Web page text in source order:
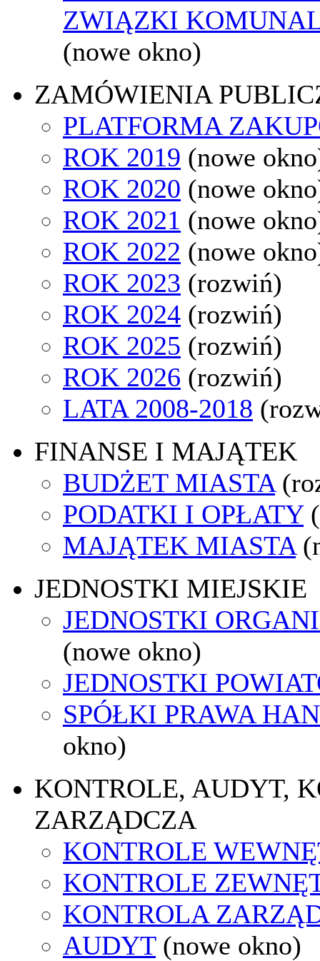
ZWIĄZKI
(nowe okno)
ZAMÓWIENIA
PLATFORMA
ROK 2019 (nowe
ROK 2020 (nowe
ROK 2021 (nowe
ROK 2022 (nowe
ROK 2023 (rozwiń)
ROK 2024 (rozwiń)
ROK 2025 (rozwiń)
ROK 2026 (rozwiń)
LATA 2008-2018
FINANSE I MAJĄTEK
BUDŻET MIASTA
PODATKI I OPŁATY
MAJĄTEK MIASTA
JEDNOSTKI MIEJSKIE
JEDNOSTKI
(nowe okno)
JEDNOSTKI
SPÓŁKI PRAWA
okno)
KONTROLE, AUDYT,
ZARZĄDCZA
KONTROLE
KONTROLE
KONTROLA
AUDYT (nowe okno)